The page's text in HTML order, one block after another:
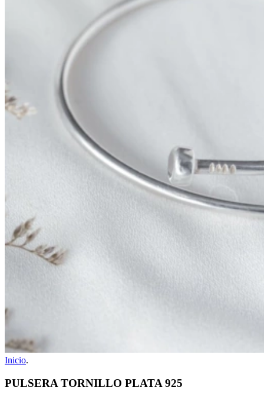
Inicio.
PULSERA TORNILLO PLATA 925